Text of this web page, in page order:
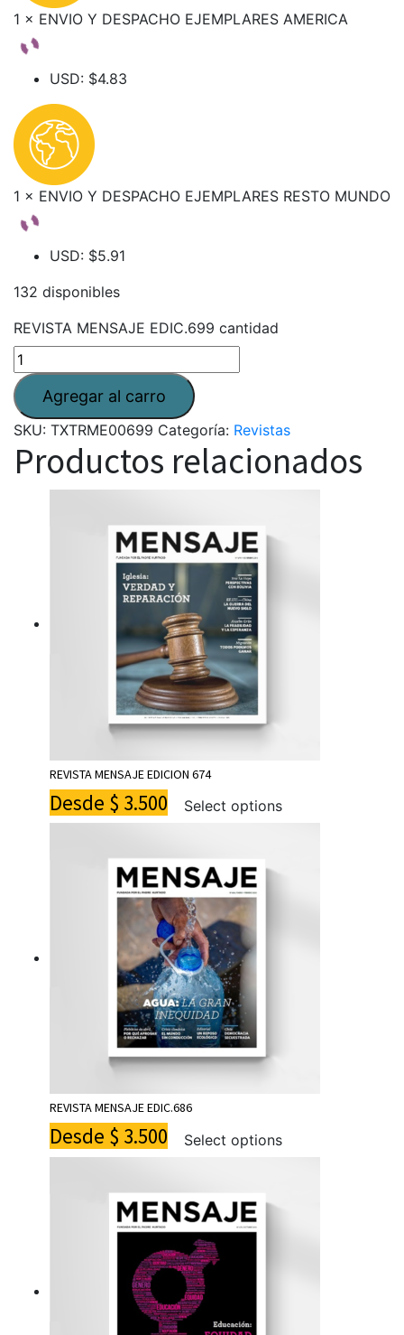
1 × ENVIO Y DESPACHO EJEMPLARES AMERICA
USD: $4.83
1 × ENVIO Y DESPACHO EJEMPLARES RESTO MUNDO
USD: $5.91
132 disponibles
REVISTA MENSAJE EDIC.699 cantidad
SKU: TXTRME00699 Categoría: Revistas
Productos relacionados
REVISTA MENSAJE EDICION 674
Desde $ 3.500 Select options
REVISTA MENSAJE EDIC.686
Desde $ 3.500 Select options